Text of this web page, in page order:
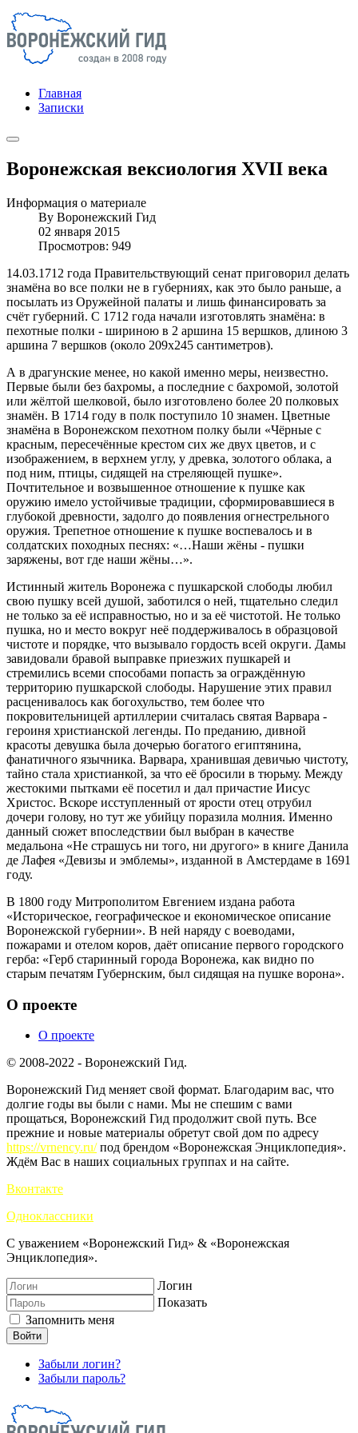
Главная
Записки
Воронежская вексиология XVII века
Информация о материале
By Воронежский Гид
02 января 2015
Просмотров: 949
14.03.1712 года Правительствующий сенат приговорил делать
знамёна во все полки не в губерниях, как это было раньше, а
посылать из Оружейной палаты и лишь финансировать за
счёт губерний. С 1712 года начали изготовлять знамёна: в
пехотные полки - шириною в 2 аршина 15 вершков, длиною 3
аршина 7 вершков (около 209х245 сантиметров).
А в драгунские менее, но какой именно меры, неизвестно.
Первые были без бахромы, а последние с бахромой, золотой
или жёлтой шелковой, было изготовлено более 20 полковых
знамён. В 1714 году в полк поступило 10 знамен. Цветные
знамёна в Воронежском пехотном полку были «Чёрные с
красным, пересечённые крестом сих же двух цветов, и с
изображением, в верхнем углу, у древка, золотого облака, а
под ним, птицы, сидящей на стреляющей пушке».
Почтительное и возвышенное отношение к пушке как
оружию имело устойчивые традиции, сформировавшиеся в
глубокой древности, задолго до появления огнестрельного
оружия. Трепетное отношение к пушке воспевалось и в
солдатских походных песнях: «…Наши жёны - пушки
заряжены, вот где наши жёны…».
Истинный житель Воронежа с пушкарской слободы любил
свою пушку всей душой, заботился о ней, тщательно следил
не только за её исправностью, но и за её чистотой. Не только
пушка, но и место вокруг неё поддерживалось в образцовой
чистоте и порядке, что вызывало гордость всей округи. Дамы
завидовали бравой выправке приезжих пушкарей и
стремились всеми способами попасть за ограждённую
территорию пушкарской слободы. Нарушение этих правил
расценивалось как богохульство, тем более что
покровительницей артиллерии считалась святая Варвара -
героиня христианской легенды. По преданию, дивной
красоты девушка была дочерью богатого египтянина,
фанатичного язычника. Варвара, хранившая девичью чистоту,
тайно стала христианкой, за что её бросили в тюрьму. Между
жестокими пытками её посетил и дал причастие Иисус
Христос. Вскоре исступленный от ярости отец отрубил
дочери голову, но тут же убийцу поразила молния. Именно
данный сюжет впоследствии был выбран в качестве
медальона «Не страшусь ни того, ни другого» в книге Данила
де Лафея «Девизы и эмблемы», изданной в Амстердаме в 1691
году.
В 1800 году Митрополитом Евгением издана работа
«Историческое, географическое и економическое описание
Воронежской губернии». В ней наряду с воеводами,
пожарами и отелом коров, даёт описание первого городского
герба: «Герб старинный города Воронежа, как видно по
старым печатям Губернским, был сидящая на пушке ворона».
О проекте
О проекте
© 2008-2022 - Воронежский Гид.
Воронежский Гид меняет свой формат. Благодарим вас, что
долгие годы вы были с нами. Мы не спешим с вами
прощаться, Воронежский Гид продолжит свой путь. Все
прежние и новые материалы обретут свой дом по адресу
https://vrnency.ru/под брендом «Воронежская Энциклопедия».
Ждём Вас в наших социальных группах и на сайте.
Вконтакте
Одноклассники
С уважением «Воронежский Гид» & «Воронежская
Энциклопедия».
Логин
Показать
Запомнить меня
Войти
Забыли логин?
Забыли пароль?